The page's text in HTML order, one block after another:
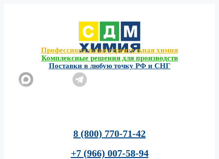
Профессиональная строительная химия
Комплексные решения для производств
Поставки в любую точку РФ и СНГ
8 (800) 770-71-42
+7 (966) 007-58-94